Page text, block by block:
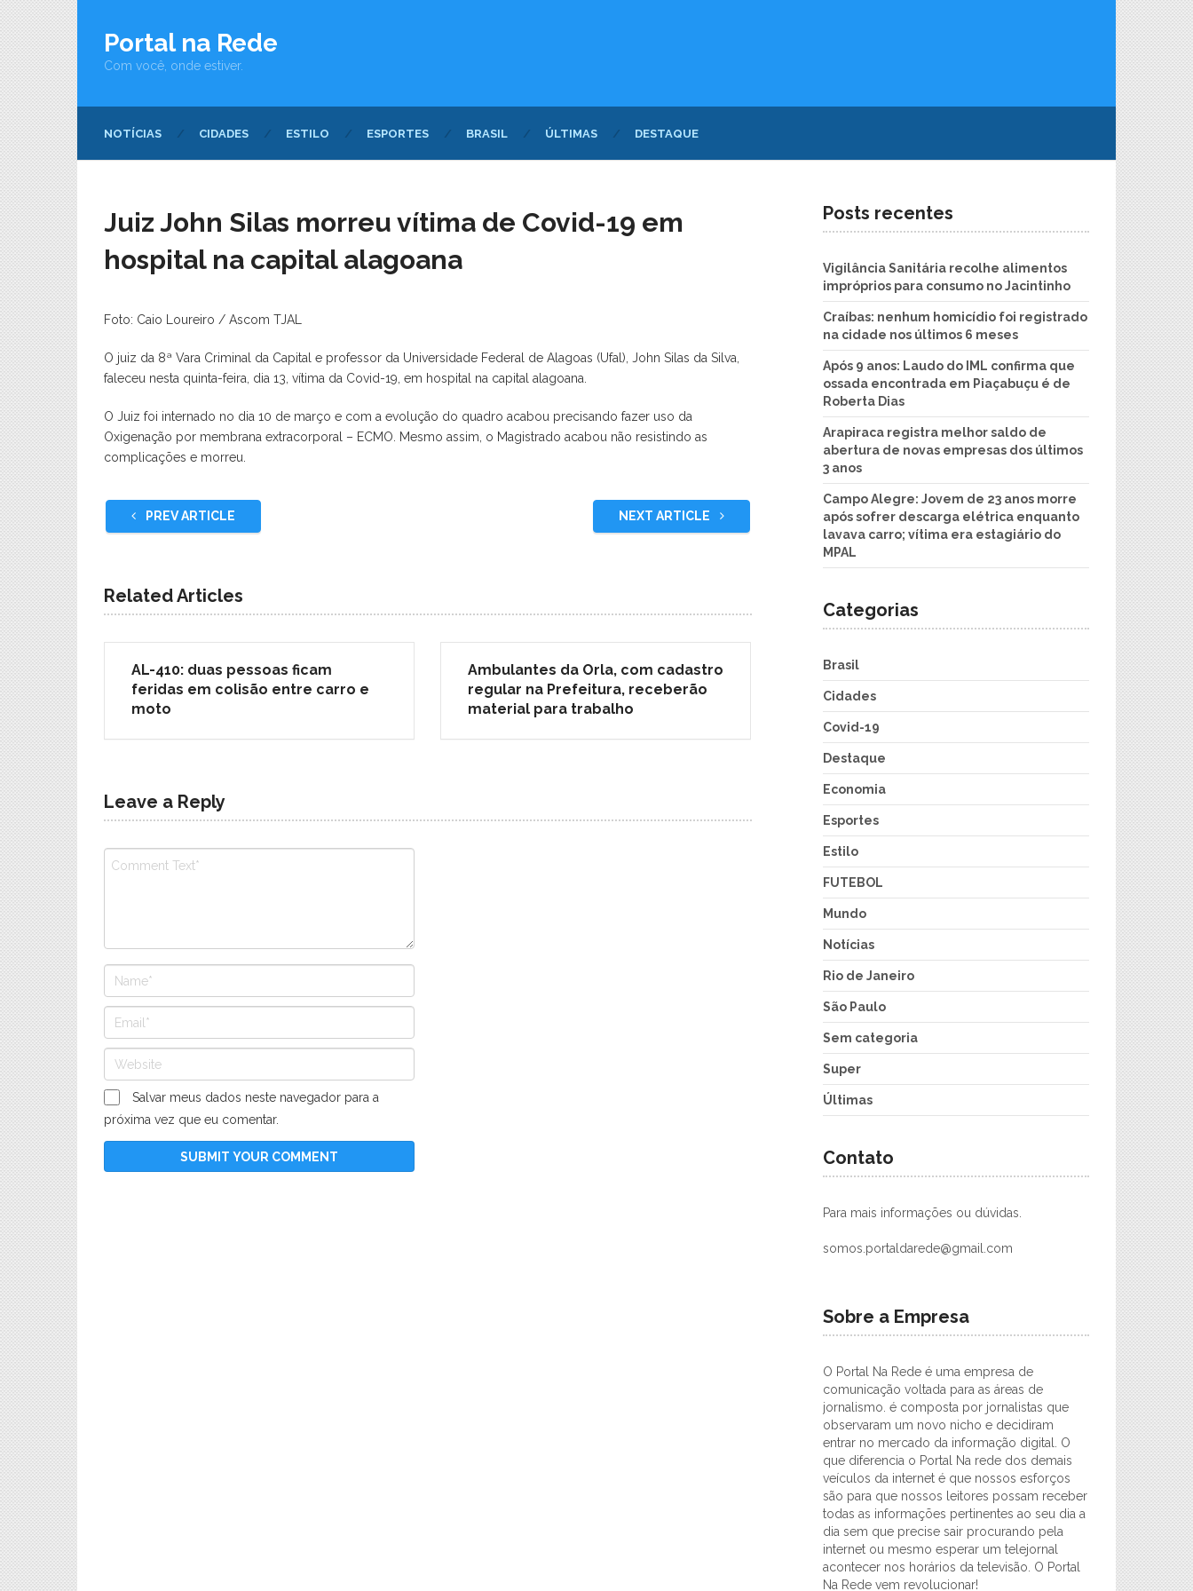
Portal na Rede
Com você, onde estiver.
NOTÍCIAS CIDADES ESTILO ESPORTES BRASIL ÚLTIMAS DESTAQUE
Juiz John Silas morreu vítima de Covid-19 em
hospital na capital alagoana
Foto: Caio Loureiro / Ascom TJAL
O juiz da 8ª Vara Criminal da Capital e professor da Universidade Federal de Alagoas (Ufal), John Silas da Silva,
faleceu nesta quinta-feira, dia 13, vítima da Covid-19, em hospital na capital alagoana.
O Juiz foi internado no dia 10 de março e com a evolução do quadro acabou precisando fazer uso da
Oxigenação por membrana extracorporal – ECMO. Mesmo assim, o Magistrado acabou não resistindo as
complicações e morreu.
PREV ARTICLE NEXT ARTICLE
Related Articles
AL-410: duas pessoas ficam
feridas em colisão entre carro e
moto
Ambulantes da Orla, com cadastro
regular na Prefeitura, receberão
material para trabalho
Leave a Reply
Salvar meus dados neste navegador para a
próxima vez que eu comentar.
Posts recentes
Vigilância Sanitária recolhe alimentos
impróprios para consumo no Jacintinho
Craíbas: nenhum homicídio foi registrado
na cidade nos últimos 6 meses
Após 9 anos: Laudo do IML confirma que
ossada encontrada em Piaçabuçu é de
Roberta Dias
Arapiraca registra melhor saldo de
abertura de novas empresas dos últimos
3 anos
Campo Alegre: Jovem de 23 anos morre
após sofrer descarga elétrica enquanto
lavava carro; vítima era estagiário do
MPAL
Categorias
Brasil
Cidades
Covid-19
Destaque
Economia
Esportes
Estilo
FUTEBOL
Mundo
Notícias
Rio de Janeiro
São Paulo
Sem categoria
Super
Últimas
Contato
Para mais informações ou dúvidas.
somos.portaldarede@gmail.com
Sobre a Empresa
O Portal Na Rede é uma empresa de
comunicação voltada para as áreas de
jornalismo. é composta por jornalistas que
observaram um novo nicho e decidiram
entrar no mercado da informação digital. O
que diferencia o Portal Na rede dos demais
veículos da internet é que nossos esforços
são para que nossos leitores possam receber
todas as informações pertinentes ao seu dia a
dia sem que precise sair procurando pela
internet ou mesmo esperar um telejornal
acontecer nos horários da televisão. O Portal
Na Rede vem revolucionar!